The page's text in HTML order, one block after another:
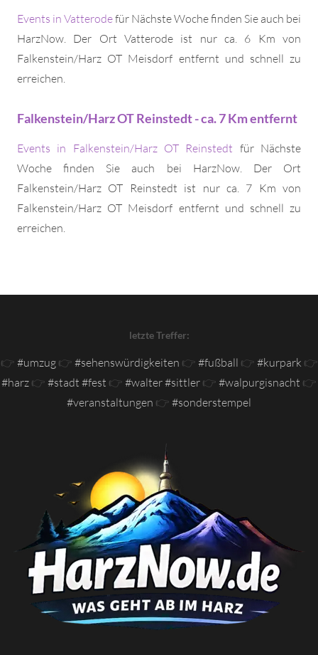
Events in Vatterodefür Nächste Woche finden Sie auch bei
HarzNow. Der Ort Vatterode ist nur ca. 6 Km von
Falkenstein/Harz OT Meisdorf entfernt und schnell zu
erreichen.
Falkenstein/Harz OT Reinstedt - ca. 7 Km entfernt
Events in Falkenstein/Harz OT Reinstedt für Nächste
Woche finden Sie auch bei HarzNow. Der Ort
Falkenstein/Harz OT Reinstedt ist nur ca. 7 Km von
Falkenstein/Harz OT Meisdorf entfernt und schnell zu
erreichen.
letzte Treffer:
👉 #umzug👉 #sehenswürdigkeiten 👉 #fußball 👉 #kurpark 👉
#harz 👉 #stadt #fest 👉 #walter #sittler 👉 #walpurgisnacht 👉
#veranstaltungen 👉 #sonderstempel